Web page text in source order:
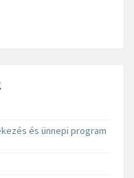
és ünnepi program